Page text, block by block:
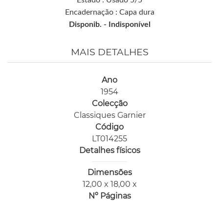
Encadernação : Capa dura
Disponib. -
Indisponível
MAIS DETALHES
Ano
1954
Colecção
Classiques Garnier
Código
LT014255
Detalhes físicos
Dimensões
12,00 x 18,00 x
Nº Páginas